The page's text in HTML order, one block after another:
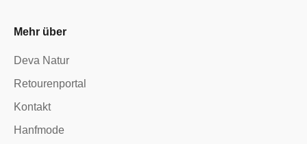
Mehr über
Deva Natur
Retourenportal
Kontakt
Hanfmode